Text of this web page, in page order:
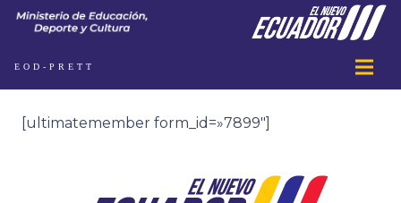
EOD-PRETT
[ultimatemember form_id=»7899″]